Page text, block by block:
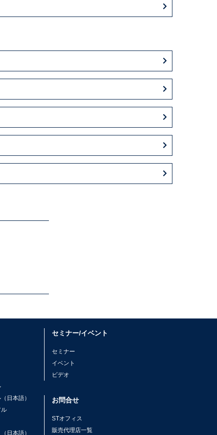
日本語）
日本語）
セミナー/イベント
セミナー
イベント
ビデオ
お問合せ
STオフィス
販売代理店一覧